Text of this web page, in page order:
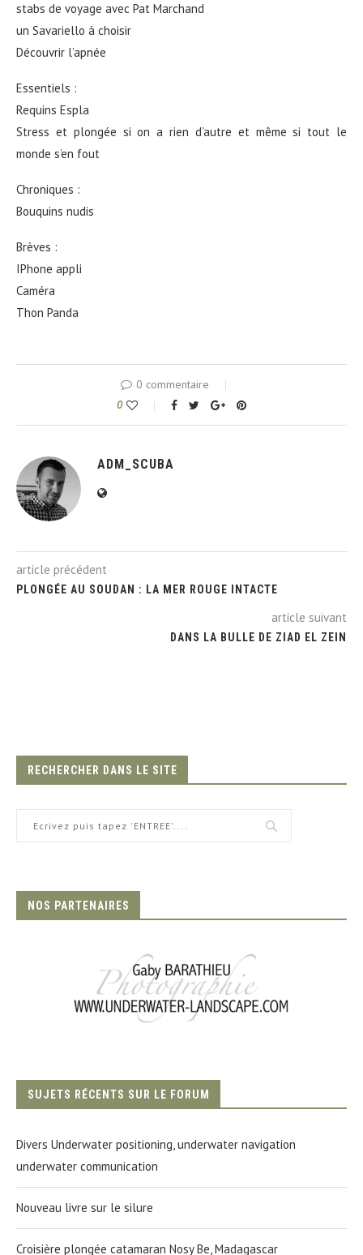
stabs de voyage avec Pat Marchand
un Savariello à choisir
Découvrir l’apnée
Essentiels :
Requins Espla
Stress et plongée si on a rien d’autre et même si tout le
monde s’en fout
Chroniques :
Bouquins nudis
Brèves :
IPhone appli
Caméra
Thon Panda
0 commentaire
0
ADM_SCUBA
article précédent
PLONGÉE AU SOUDAN : LA MER ROUGE INTACTE
article suivant
DANS LA BULLE DE ZIAD EL ZEIN
RECHERCHER DANS LE SITE
NOS PARTENAIRES
SUJETS RÉCENTS SUR LE FORUM
Divers Underwater positioning, underwater navigation
underwater communication
Nouveau livre sur le silure
Croisière plongée catamaran Nosy Be, Madagascar